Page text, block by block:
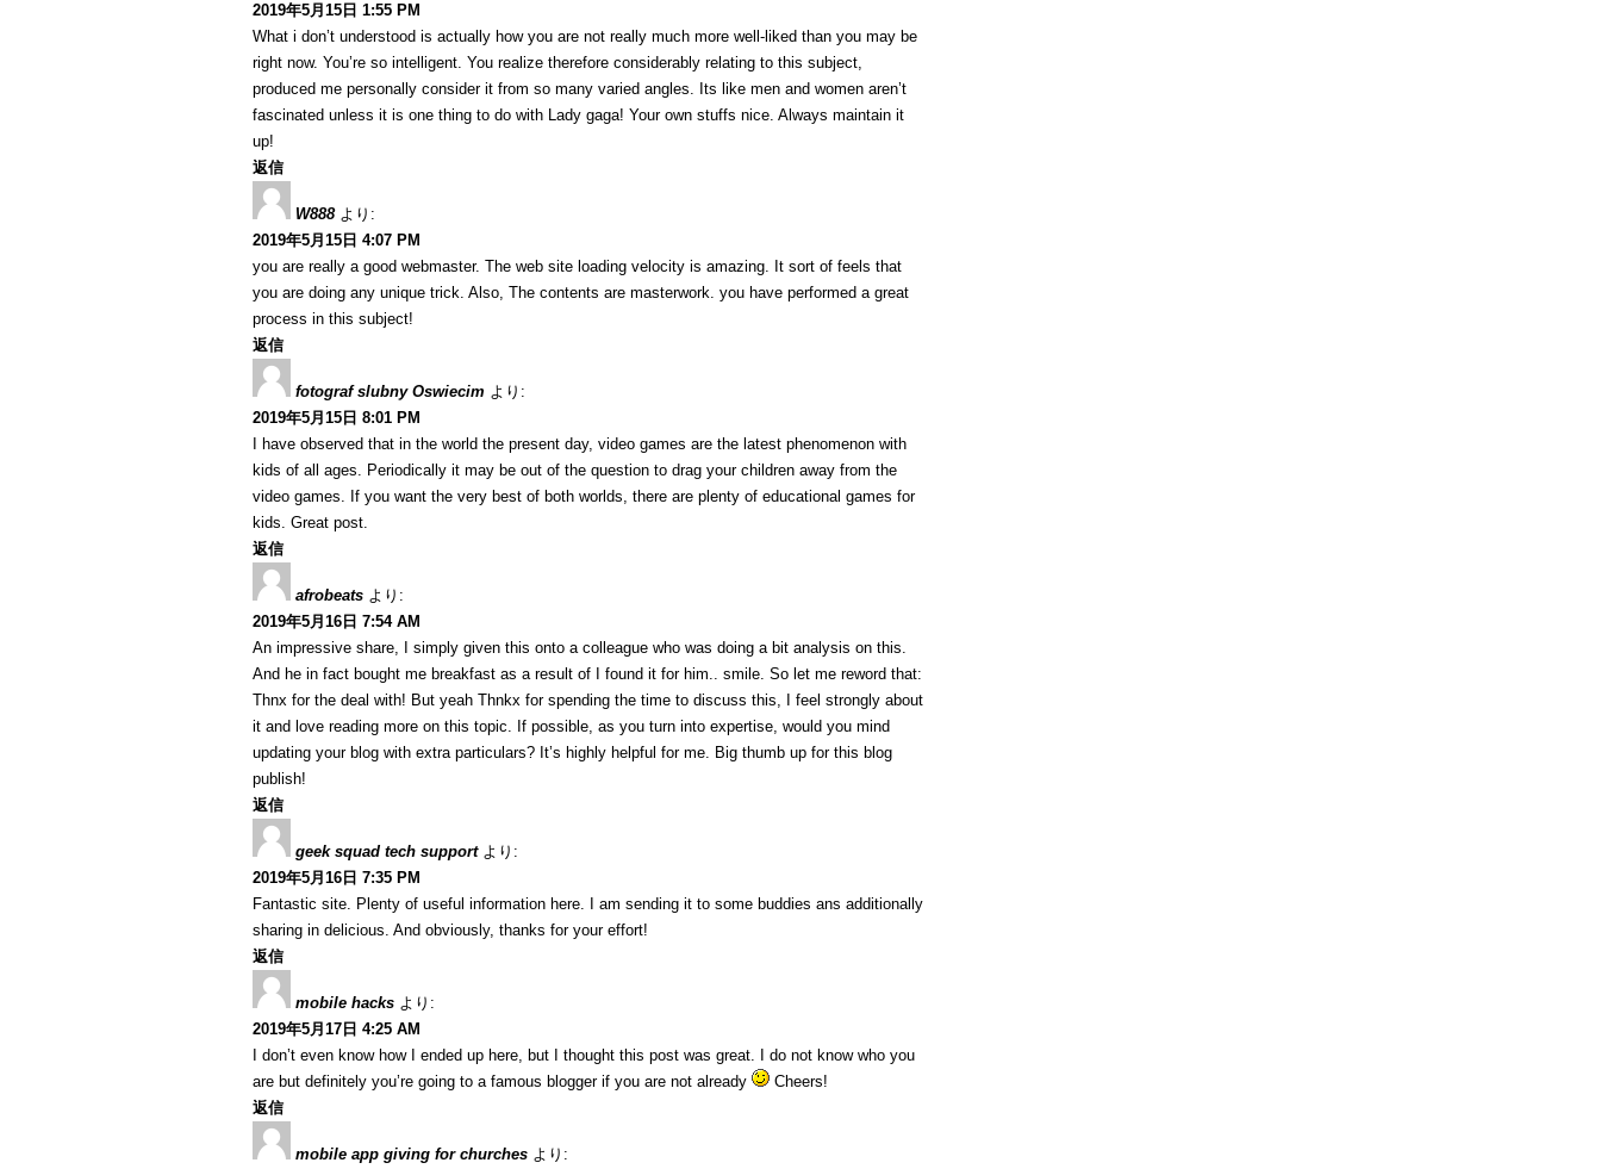
2019年5月15日 1:55 PM
What i don’t understood is actually how you are not really much more well-liked than you may be
right now. You’re so intelligent. You realize therefore considerably relating to this subject,
produced me personally consider it from so many varied angles. Its like men and women aren’t
fascinated unless it is one thing to do with Lady gaga! Your own stuffs nice. Always maintain it
up!
返信
W888 より:
2019年5月15日 4:07 PM
you are really a good webmaster. The web site loading velocity is amazing. It sort of feels that
you are doing any unique trick. Also, The contents are masterwork. you have performed a great
process in this subject!
返信
fotograf slubny Oswiecim より:
2019年5月15日 8:01 PM
I have observed that in the world the present day, video games are the latest phenomenon with
kids of all ages. Periodically it may be out of the question to drag your children away from the
video games. If you want the very best of both worlds, there are plenty of educational games for
kids. Great post.
返信
afrobeats より:
2019年5月16日 7:54 AM
An impressive share, I simply given this onto a colleague who was doing a bit analysis on this.
And he in fact bought me breakfast as a result of I found it for him.. smile. So let me reword that:
Thnx for the deal with! But yeah Thnkx for spending the time to discuss this, I feel strongly about
it and love reading more on this topic. If possible, as you turn into expertise, would you mind
updating your blog with extra particulars? It’s highly helpful for me. Big thumb up for this blog
publish!
返信
geek squad tech support より:
2019年5月16日 7:35 PM
Fantastic site. Plenty of useful information here. I am sending it to some buddies ans additionally
sharing in delicious. And obviously, thanks for your effort!
返信
mobile hacks より:
2019年5月17日 4:25 AM
I don’t even know how I ended up here, but I thought this post was great. I do not know who you
are but definitely you’re going to a famous blogger if you are not already
Cheers!
返信
mobile app giving for churches より: